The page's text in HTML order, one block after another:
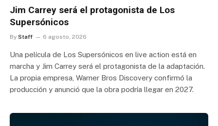
Jim Carrey será el protagonista de Los
Supersónicos
By Staff 6 agosto, 2026
Una película de Los Supersónicos en live action está en
marcha y Jim Carrey será el protagonista de la adaptación.
La propia empresa, Warner Bros Discovery confirmó la
producción y anunció que la obra podría llegar en 2027.